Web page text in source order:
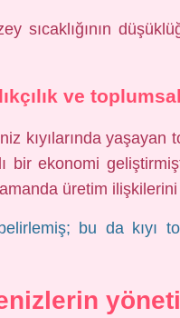
sıcaklığının
ve
kıyılarında
bir ekonomi
üretim
bu da kıyı